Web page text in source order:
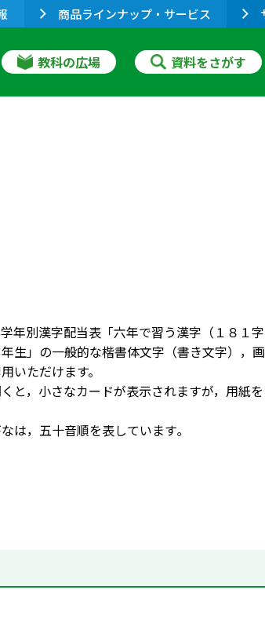
商品ラインナップ・サービス
教科の広場 資料をさがす
年別漢字配当表「六年で習う漢字（１８１
生」の一般的な楷書体文字（書き文字），
いただけます。
と，小さなカードが表示されますが，用紙
，五十音順を表しています｡